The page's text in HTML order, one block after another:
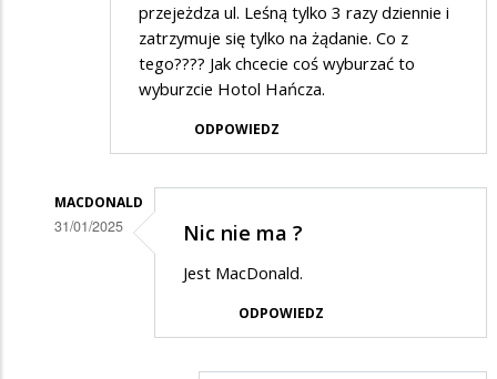
przejeżdza ul. Leśną tylko 3 razy dziennie i
zatrzymuje się tylko na żądanie. Co z
tego???? Jak chcecie coś wyburzać to
wyburzcie Hotol Hańcza.
ODPOWIEDZ
MACDONALD
31/01/2025 Nic nie ma ?
Jest MacDonald.
ODPOWIEDZ